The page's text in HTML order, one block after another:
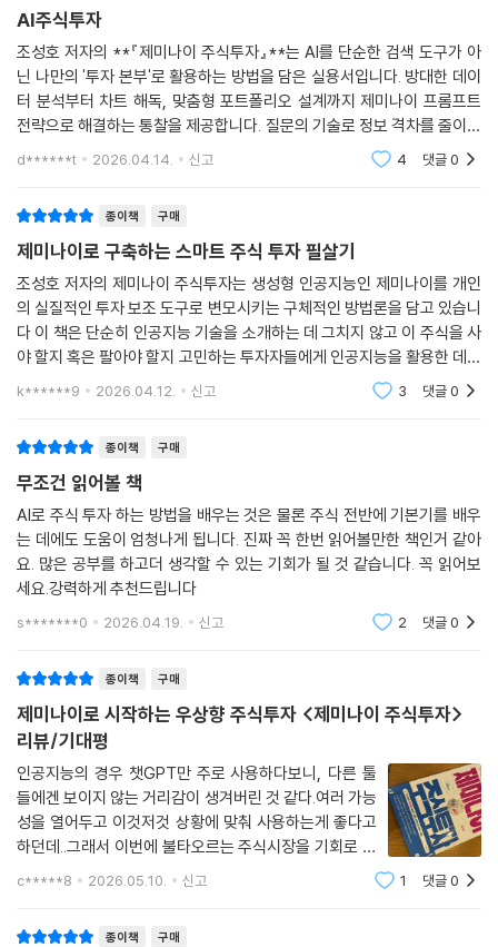
AI주식투자
조성호 저자의 **『제미나이 주식투자』**는 AI를 단순한 검색 도구가 아
닌 나만의 '투자 본부'로 활용하는 방법을 담은 실용서입니다. 방대한 데이
터 분석부터 차트 해독, 맞춤형 포트폴리오 설계까지 제미나이 프롬프트
전략으로 해결하는 통찰을 제공합니다. 질문의 기술로 정보 격차를 줄이고
데이터 기반의 확신 있는 투자를 시작하고 싶은 분들께 강력히 추천합니
d******t 2026.04.14. 신고 4 댓글0
종이책 구매
제미나이로 구축하는 스마트 주식 투자 필살기
조성호 저자의 제미나이 주식투자는 생성형 인공지능인 제미나이를 개인
의 실질적인 투자 보조 도구로 변모시키는 구체적인 방법론을 담고 있습니
다 이 책은 단순히 인공지능 기술을 소개하는 데 그치지 않고 이 주식을 사
야 할지 혹은 팔아야 할지 고민하는 투자자들에게 인공지능을 활용한 데이
터 기반의 의사결정 방식을 제안합니다 특히 이백여 개에 달하는 실전 프
k******9 2026.04.12. 신고 3 댓글0
종이책 구매
무조건 읽어볼 책
AI로 주식 투자 하는 방법을 배우는 것은 물론 주식 전반에 기본기를 배우
는 데에도 도움이 엄청나게 됩니다. 진짜 꼭 한번 읽어볼만한 책인거 같아
요. 많은 공부를 하고더 생각할 수 있는 기회가 될 것 같습니다. 꼭 읽어보
세요.강력하게 추천드립니다
s*******0 2026.04.19. 신고 2 댓글0
종이책 구매
제미나이로 시작하는 우상향 주식투자 <제미나이 주식투자>
리뷰/기대평
인공지능의 경우 챗GPT만 주로 사용하다보니, 다른 툴
들에겐 보이지 않는 거리감이 생겨버린 것 같다.여러 가능
성을 열어두고 이것저것 상황에 맞춰 사용하는게 좋다고
하던데..그래서 이번에 불타오르는 주식시장을 기회로 삼
아 인공지능을 사용해보기로 했다.떄마침 발견한 책이 바
c*****8 2026.05.10. 신고 1 댓글0
종이책 구매